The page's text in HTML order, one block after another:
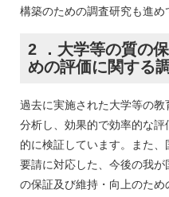
構築のための調査研究も進め
2 ．大学等の質の
めの評価に関する
過去に実施された大学等の
分析し、効果的で効率的な評
的に検証しています。また
要請に対応した、今後の我が
の保証及び維持・向上のた